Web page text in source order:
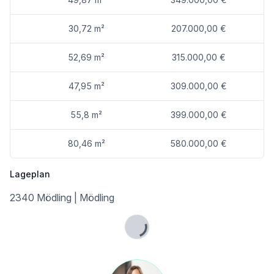
* Elektrisch bedienbare Raffstores
* Fußbodenheizung
* Moderne großformatige Fliesen in den Bädern
* 3-fach verglaste Kunststofffenster mit Alu Deckschale
Lage: Mödling – urban, charmant und bestens angebunden
Die Ecke Technikerstraße 22 / Grutschgasse 22 befindet sich in ausgezeichneter Lage innerhalb Mödlings – einer der beliebtesten Wohngegenden im Süden von Wien. Der Standort verbindet natürliche Umgebung mit optimaler Infrastruktur.
* Alles für den Alltag ist in wenigen Minuten erreichbar
* Schulen, Kinderbetreuung, medizinische Versorgung
30,72 m² 207.000,00 €
52,69 m² 315.000,00 €
47,95 m² 309.000,00 €
55,8 m² 399.000,00 €
80,46 m² 580.000,00 €
Lageplan
2340 Mödling | Mödling
Lade...